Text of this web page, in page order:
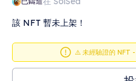
該 NFT 暫未上架！
⚠️ 未經驗證的 NFT